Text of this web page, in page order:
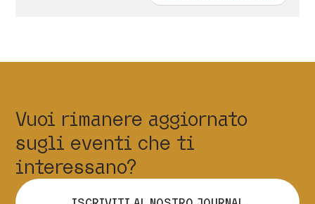
Vuoi rimanere aggiornato
sugli eventi che ti
interessano?